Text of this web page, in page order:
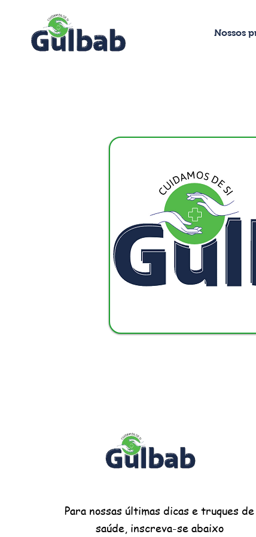
Nossos
Para nossas últimas dicas e truques de
saúde, inscreva-se abaixo